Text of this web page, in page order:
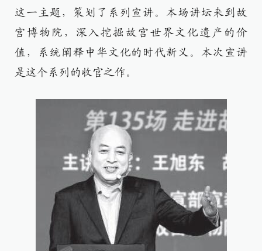
这一主题，策划了系列宣讲。本场讲坛来到故
宫博物院，深入挖掘故宫世界文化遗产的价
值，系统阐释中华文化的时代新义。本次宣讲
是这个系列的收官之作。